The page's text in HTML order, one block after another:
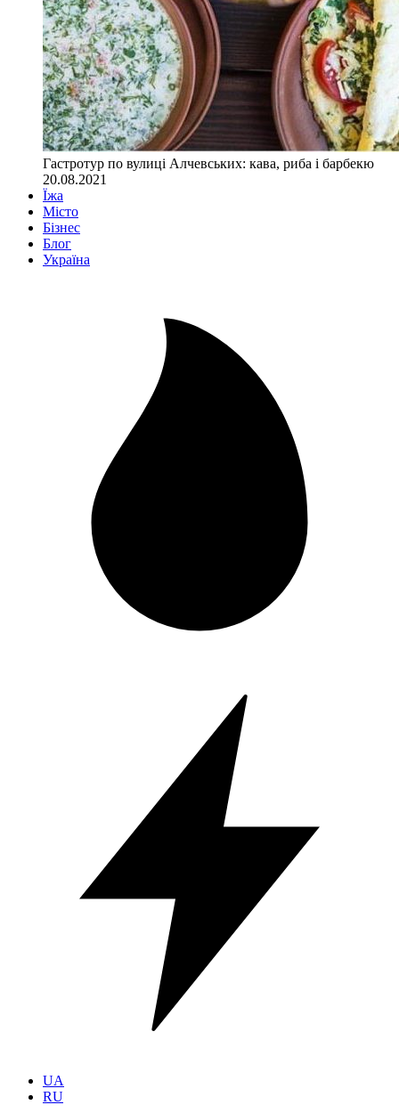
Гастротур по вулиці Алчевських: кава, риба і барбекю
20.08.2021
Їжа
Місто
Бізнес
Блог
Україна
UA
RU